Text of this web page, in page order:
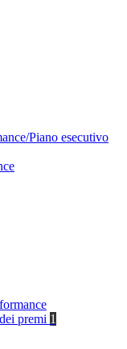
Piano esecutivo
premi 1